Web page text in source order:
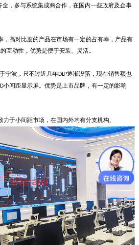
，多与系统集成商合作，在国内一些政府及企事
，高对比度的产品在市场有一定的占有率，产品有
互动性，优势是便于安装、灵活。
宁波，只不过近几年DLP逐渐没落，现在销售额也
小间距显示屏。优势是上市品牌，有一定的影响
力于小间距市场，在国内外均有分支机构。